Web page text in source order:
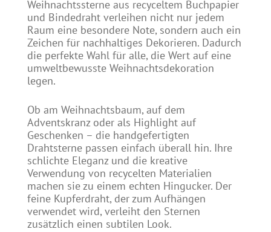
Weihnachtssterne aus recyceltem Buchpapier
und Bindedraht verleihen nicht nur jedem
Raum eine besondere Note, sondern auch ein
Zeichen für nachhaltiges Dekorieren. Dadurch
die perfekte Wahl für alle, die Wert auf eine
umweltbewusste Weihnachtsdekoration
legen.
Ob am Weihnachtsbaum, auf dem
Adventskranz oder als Highlight auf
Geschenken – die handgefertigten
Drahtsterne passen einfach überall hin. Ihre
schlichte Eleganz und die kreative
Verwendung von recycelten Materialien
machen sie zu einem echten Hingucker. Der
feine Kupferdraht, der zum Aufhängen
verwendet wird, verleiht den Sternen
zusätzlich einen subtilen Look.